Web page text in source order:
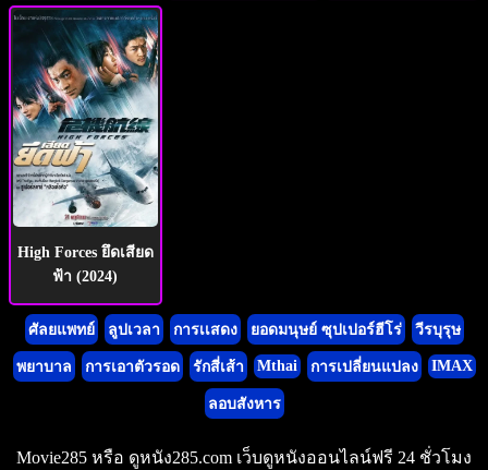
High Forces ยึดเสียด
ฟ้า (2024)
ศัลยแพทย์ ลูปเวลา การเเสดง ยอดมนุษย์ ซุปเปอร์ฮีโร่ วีรบุรุษ
พยาบาล การเอาตัวรอด รักสี่เส้า Mthai การเปลี่ยนแปลง IMAX
ลอบสังหาร
Movie285 หรือ ดูหนัง285.com เว็บดูหนังออนไลน์ฟรี 24 ชั่วโมง